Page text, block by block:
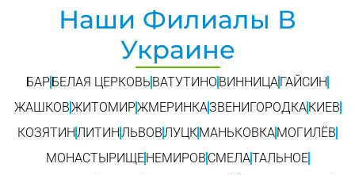
Наши Филиалы В
Украине
БАР БЕЛАЯ ЦЕРКОВЬ ВАТУТИНО ВИННИЦА ГАЙСИН
ЖАШКОВЖИТОМИРЖМЕРИНКАЗВЕНИГОРОДКА КИЕВ
КОЗЯТИН ЛИТИН ЛЬВОВЛУЦК МАНЬКОВКА МОГИЛЁВ
МОНАСТЫРИЩЕ НЕМИРОВ СМЕЛАТАЛЬНОЕ